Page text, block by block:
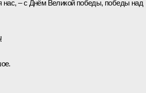
– с Днём Великой победы, победы над